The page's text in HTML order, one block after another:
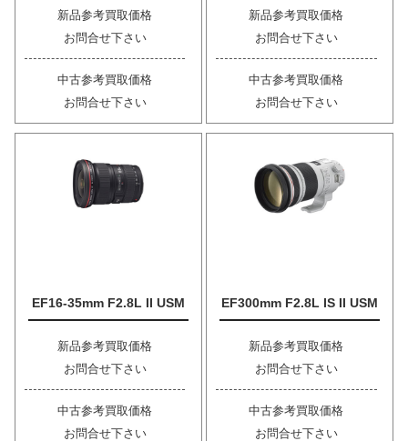
新品参考買取価格
お問合せ下さい
中古参考買取価格
お問合せ下さい
新品参考買取価格
お問合せ下さい
中古参考買取価格
お問合せ下さい
EF16-35mm F2.8L II USM
新品参考買取価格
お問合せ下さい
中古参考買取価格
お問合せ下さい
EF300mm F2.8L IS II USM
新品参考買取価格
お問合せ下さい
中古参考買取価格
お問合せ下さい